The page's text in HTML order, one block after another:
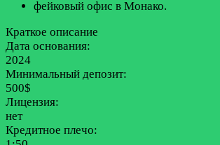
фейковый офис в Монако.
Краткое описание
Дата основания:
2024
Минимальный депозит:
500$
Лицензия:
нет
Кредитное плечо: